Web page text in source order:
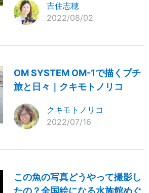
吉住志穂
2022/08/02
OM SYSTEM OM-1で描くプチ
旅と日々｜クキモトノリコ
クキモトノリコ
2022/07/16
この魚の写真どうやって撮影し